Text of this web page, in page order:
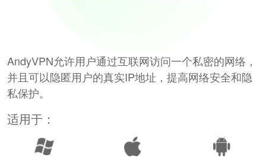
AndyVPN允许用户通过互联网访问一个私密的网络，
并且可以隐匿用户的真实IP地址，提高网络安全和隐
私保护。
适用于：